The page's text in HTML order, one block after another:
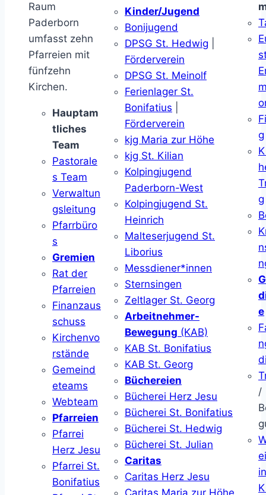
Raum
Paderborn
umfasst zehn
Pfarreien mit
fünfzehn
Kirchen.
Hauptam
tliches
Team
Pastorale
s Team
Verwaltun
gsleitung
Pfarrbüro
s
Gremien
Rat der
Pfarreien
Finanzaus
schuss
Kirchenvo
rstände
Gemeind
eteams
Webteam
Pfarreien
Pfarrei
Herz Jesu
Pfarrei St.
Bonifatius
Kinder/Jugend
Bonijugend
DPSG St. Hedwig
Förderverein
DPSG St. Meinolf
Ferienlager St.
Bonifatius
Förderverein
kjg Maria zur Höhe
kjg St. Kilian
Kolpingjugend
Paderborn-West
Kolpingjugend St.
Heinrich
Malteserjugend St.
Liborius
Messdiener*innen
Sternsingen
Zeltlager St. Georg
Arbeitnehmer-
Bewegung (KAB)
KAB St. Bonifatius
KAB St. Georg
Büchereien
Bücherei Herz Jesu
Bücherei St. Bonifatius
Bücherei St. Hedwig
Bücherei St. Julian
Caritas
Caritas Herz Jesu
Caritas Maria zur Höhe
g
g
e
/